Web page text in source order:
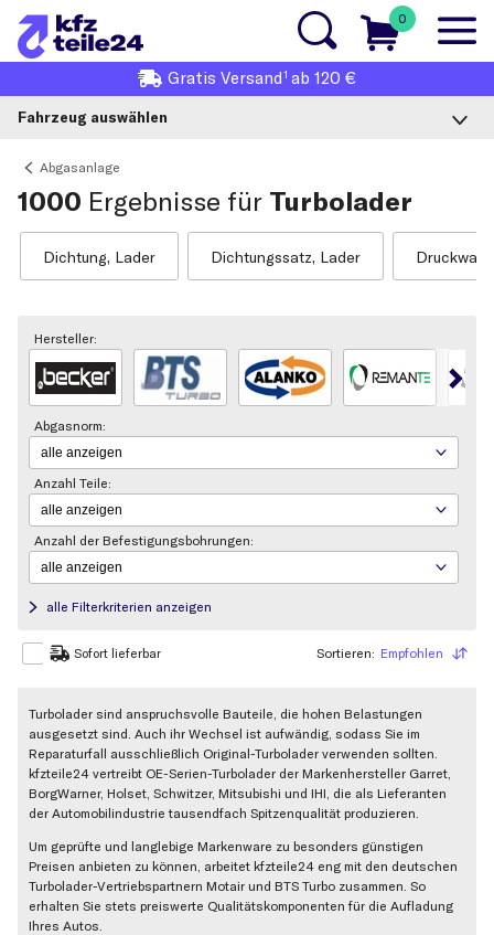
0
Gratis Versand1 ab 120 €
Fahrzeug auswählen
Abgasanlage
1000 Ergebnisse für Turbolader
Dichtung, Lader Dichtungssatz, Lader
Hersteller:
Abgasnorm:
Anzahl Teile:
Anzahl der Befestigungsbohrungen:
alle Filterkriterien anzeigen
Sofort lieferbar Empfohlen
Sortieren
Turbolader sind anspruchsvolle Bauteile, die hohen Belastungen
ausgesetzt sind. Auch ihr Wechsel ist aufwändig, sodass Sie im
Reparaturfall ausschließlich Original-Turbolader verwenden sollten.
kfzteile24 vertreibt OE-Serien-Turbolader der Markenhersteller Garret,
BorgWarner, Holset, Schwitzer, Mitsubishi und IHI, die als Lieferanten
der Automobilindustrie tausendfach Spitzenqualität produzieren.
Um geprüfte und langlebige Markenware zu besonders günstigen
Preisen anbieten zu können, arbeitet kfzteile24 eng mit den deutschen
Turbolader-Vertriebspartnern Motair und BTS Turbo zusammen. So
erhalten Sie stets preiswerte Qualitätskomponenten für die Aufladung
Ihres Autos.